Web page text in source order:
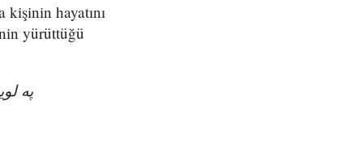
hayatını
yürüttüğü
په